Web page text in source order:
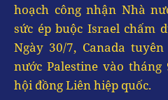
hoạch công nhận Nhà
sức ép buộc Israel chấm
Ngày 30/7, Canada
nước Palestine vào
hội đồng Liên hiệp quốc.